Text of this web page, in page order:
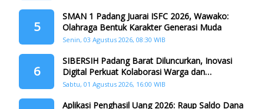
5
SMAN 1 Padang Juarai ISFC 2026, Wawako:
Olahraga Bentuk Karakter Generasi Muda
Senin, 03 Agustus 2026, 08:30 WIB
6
SIBERSIH Padang Barat Diluncurkan, Inovasi
Digital Perkuat Kolaborasi Warga dan
Pemerintah Atasi Persampahan
Sabtu, 01 Agustus 2026, 16:00 WIB
Aplikasi Penghasil Uang 2026: Raup Saldo Dana